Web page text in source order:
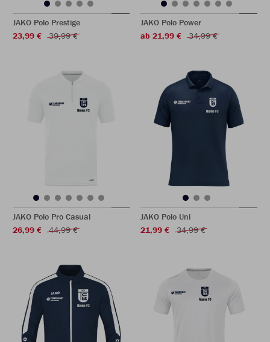
JAKO Polo Prestige
23,99 €
39,99 €
JAKO Polo Power
ab 21,99 €
34,99 €
JAKO Polo Pro Casual
26,99 €
44,99 €
JAKO Polo Uni
21,99 €
34,99 €